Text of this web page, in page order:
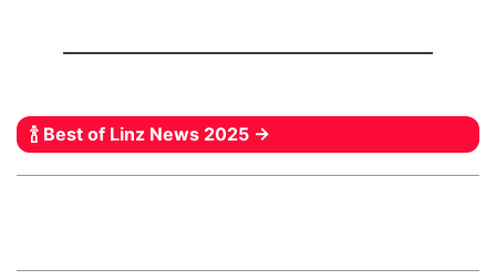
🍾 Best of Linz News 2025 →